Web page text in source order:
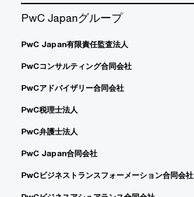
PwC Japanグループ
PwC Japan有限責任監査法人
PwCコンサルティング合同会社
PwCアドバイザリー合同会社
PwC税理士法人
PwC弁護士法人
PwC Japan合同会社
PwCビジネストランスフォーメーション合同会社